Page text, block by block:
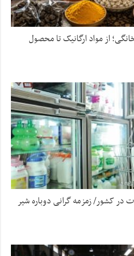
از مواد ارگانیک تا محصول
در کشور/ زمزمه گرانی دوباره شیر